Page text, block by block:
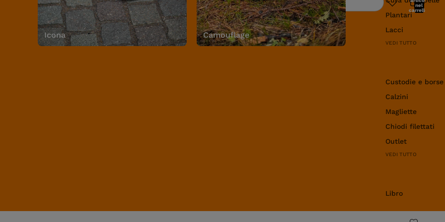
Icona Camouflage
Plantari
Lacci
VEDI TUTTO
Custodie e
Calzini
Magliette
Chiodi filettati
Outlet
VEDI TUTTO
Libro
Ricerca
nel
carrello: